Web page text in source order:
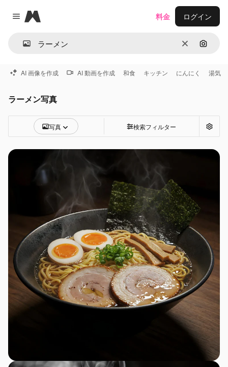
Close menu
Magnific
消去 画像で
料金 ログイン
AI 画像を作成 AI 動画を作成 和食 キッチン にんにく 湯気
ラーメン写真
写真 検索フィルター